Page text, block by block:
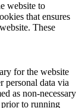
website to
that ensures
These
for the website
personal data via
as non-necessary
prior to running